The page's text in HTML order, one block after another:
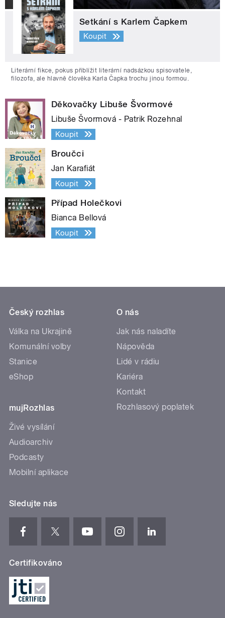
Setkání s Karlem Čapkem
Koupit
Literární fikce, pokus přiblížit literární nadsázkou spisovatele,
filozofa, ale hlavně člověka Karla Čapka trochu jinou formou.
Děkovačky Libuše Švormové
Libuše Švormová - Patrik Rozehnal
Koupit
Broučci
Jan Karafiát
Koupit
Případ Holečkovi
Bianca Bellová
Koupit
Český rozhlas
Válka na Ukrajině
Komunální volby
Stanice
eShop
mujRozhlas
Živé vysílání
Audioarchiv
Podcasty
Mobilní aplikace
O nás
Jak nás naladíte
Nápověda
Lidé v rádiu
Kariéra
Kontakt
Rozhlasový poplatek
Sledujte nás
Certifikováno